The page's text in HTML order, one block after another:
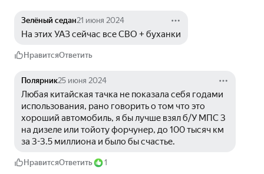
Зелёный седан21 июня 2024
На этих УАЗ сейчас все СВО + буханки
НравитсяОтветить
Полярник25 июня 2024
Любая китайская тачка не показала себя годами
использования, рано говорить о том что это
хороший автомобиль, я бы лучше взял б/У МПС 3
на дизеле или тойоту форчунер, до 100 тысяч км
за 3-3.5 миллиона и было бы счастье.
НравитсяОтветить 1